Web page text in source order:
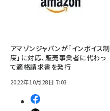
アマゾンジャパンが「インボイス制
度」に対応、販売事業者に代わっ
て適格請求書を発行
2022年10月28日 7:03